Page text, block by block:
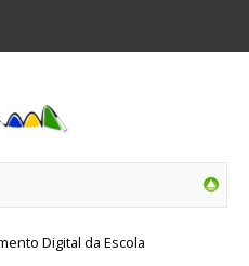
Digital da Escola